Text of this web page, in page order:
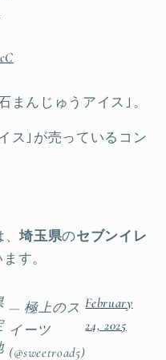
まんじゅうアイス｣。
ス｣が売っているコン
、埼玉県のセブンイレ
す。
— 極上のス
イーツ
(@sweetroad5)
February
24, 2025